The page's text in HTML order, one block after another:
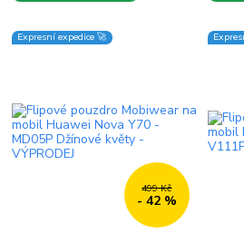
Expresní expedice 🚀
499 Kč
- 42 %